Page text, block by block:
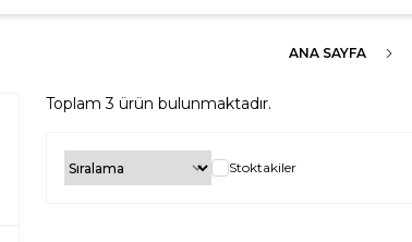
ANA SAYFA
Toplam3 ürün bulunmaktadır.
Stoktakiler